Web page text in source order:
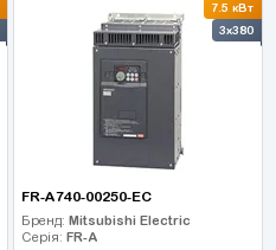
7.5 кВт
3x380
FR-A740-00250-EC
Бренд: Mitsubishi Electric
Серія: FR-A